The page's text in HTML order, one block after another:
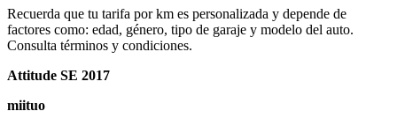
Recuerda que tu tarifa por km es personalizada y depende de
factores como: edad, género, tipo de garaje y modelo del auto.
Consulta términos y condiciones.
Attitude SE 2017
miituo